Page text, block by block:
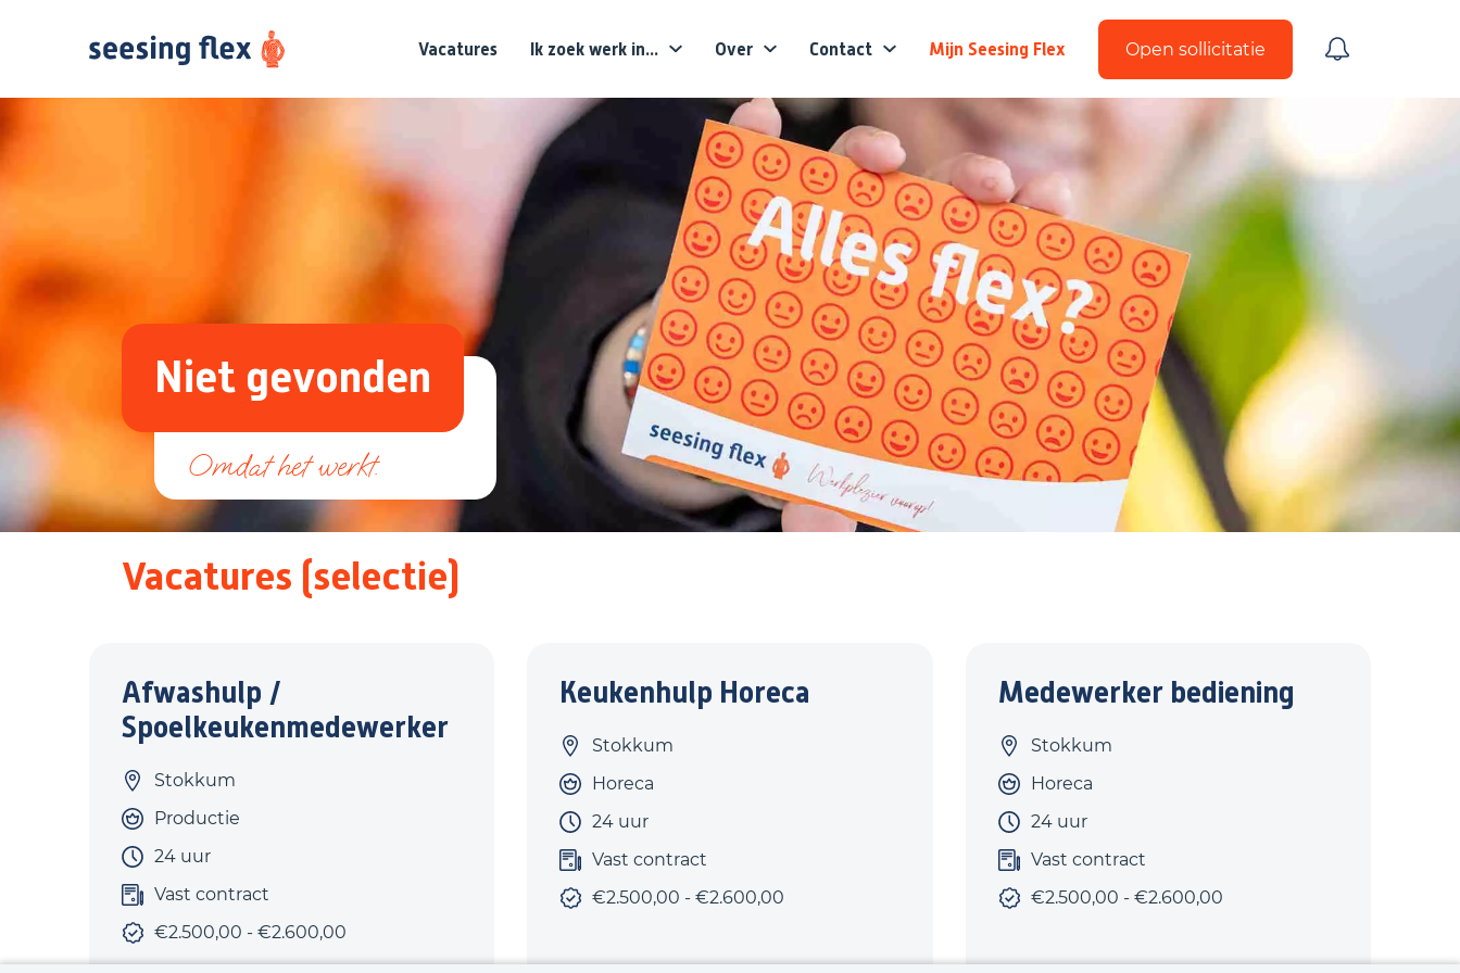
Vacatures Ik zoek werk in... Over Contact Mijn Seesing Flex Open sollicitatie
Niet gevonden
Vacatures (selectie)
Afwashulp /
Spoelkeukenmedewerker
Stokkum
Productie
24 uur
Vast contract
€2.500,00 - €2.600,00
Keukenhulp Horeca
Stokkum
Horeca
24 uur
Vast contract
€2.500,00 - €2.600,00
Medewerker bediening
Stokkum
Horeca
24 uur
Vast contract
€2.500,00 - €2.600,00